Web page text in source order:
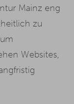
Mainz eng
zu
Websites,